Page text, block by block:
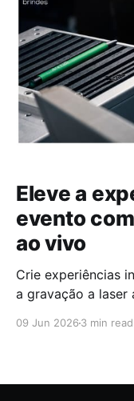
Eleve a
evento
ao vivo
Crie experiências
a gravação a laser
09 Jun 2026 3 min read